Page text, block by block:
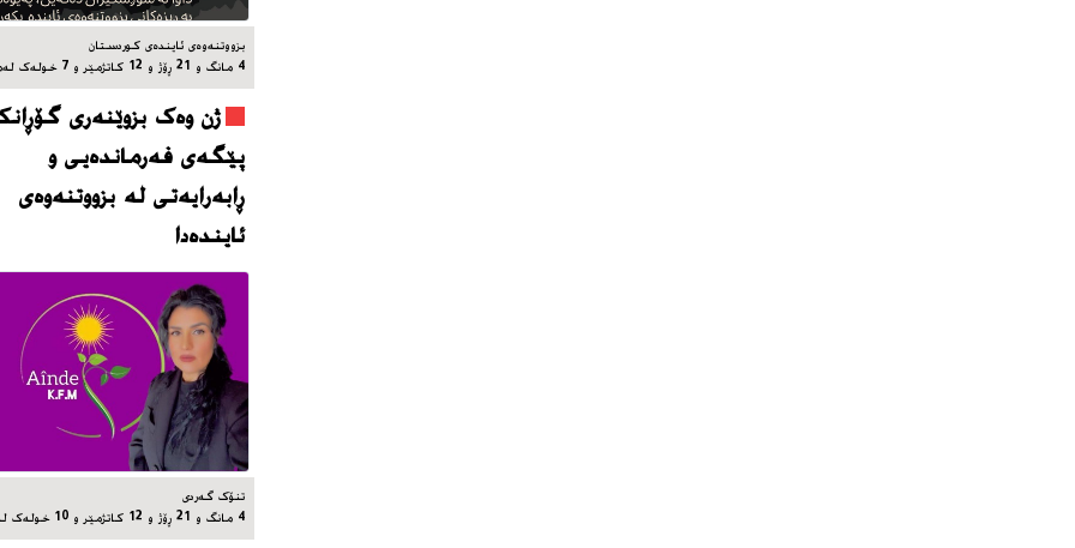
بزووتنه‌وه‌ی ئاینده‌ی کوردستان
4 مانگ و 21 ڕۆژ و 12 کاتژمێر و 7 خوله‌ک له‌مه‌وپێش‌
ژن وەک بزوێنەری
پێگەی فەرماندەیی و
ڕابەرایەتی لە بزووتنەوەی
ئایندەدا
تنۆک گەردی
4 مانگ و 21 ڕۆژ و 12 کاتژمێر و 10 خوله‌ک له‌مه‌وپێش‌